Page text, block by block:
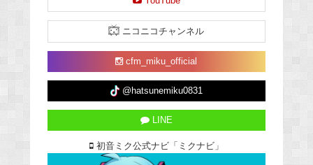
ニコニコチャンネル
cfm_miku_official
@hatsunemiku0831
LINE
初音ミク公式ナビ「ミクナビ」